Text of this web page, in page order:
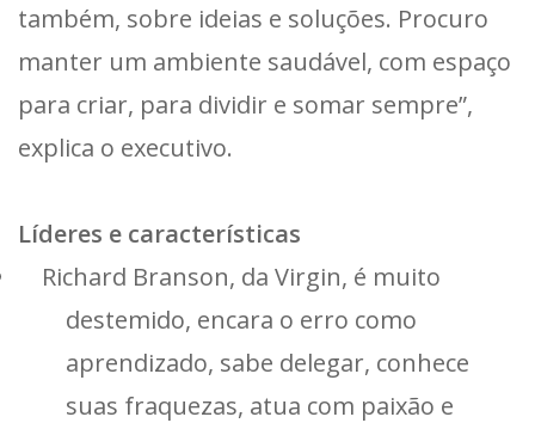
também, sobre ideias e soluções. Procuro
manter um ambiente saudável, com espaço
para criar, para dividir e somar sempre”,
explica o executivo.
Líderes e características
Richard Branson, da Virgin, é muito
destemido, encara o erro como
aprendizado, sabe delegar, conhece
suas fraquezas, atua com paixão e